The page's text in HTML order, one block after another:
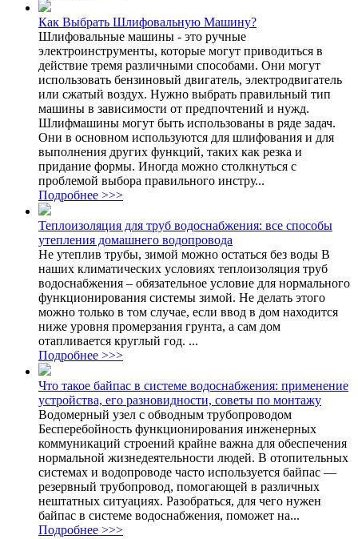
Как Выбрать Шлифовальную Машину?
Шлифовальные машины - это ручные
электроинструменты, которые могут приводиться в
действие тремя различными способами. Они могут
использовать бензиновый двигатель, электродвигатель
или сжатый воздух. Нужно выбрать правильный тип
машины в зависимости от предпочтений и нужд.
Шлифмашины могут быть использованы в ряде задач.
Они в основном используются для шлифования и для
выполнения других функций, таких как резка и
придание формы. Иногда можно столкнуться с
проблемой выбора правильного инстру...
Подробнее >>>
Теплоизоляция для труб водоснабжения: все способы
утепления домашнего водопровода
Не утеплив трубы, зимой можно остаться без воды В
наших климатических условиях теплоизоляция труб
водоснабжения – обязательное условие для нормального
функционирования системы зимой. Не делать этого
можно только в том случае, если ввод в дом находится
ниже уровня промерзания грунта, а сам дом
отапливается круглый год. ...
Подробнее >>>
Что такое байпас в системе водоснабжения: применение
устройства, его разновидности, советы по монтажу
Водомерный узел с обводным трубопроводом
Бесперебойность функционирования инженерных
коммуникаций строений крайне важна для обеспечения
нормальной жизнедеятельности людей. В отопительных
системах и водопроводе часто используется байпас —
резервный трубопровод, помогающей в различных
нештатных ситуациях. Разобраться, для чего нужен
байпас в системе водоснабжения, поможет на...
Подробнее >>>